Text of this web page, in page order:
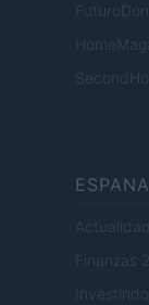
Actualidad
Finanzas